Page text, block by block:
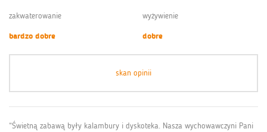
zakwaterowanie
bardzo dobre
wyżywienie
dobre
skan opinii
“Świetną zabawą były kalambury i dyskoteka. Nasza wychowawczyni Pani